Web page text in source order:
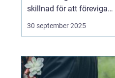
skillnad för att föreviga
minnesvärda ögonblick i
ditt liv. En engagerad
fånga de stunder so...
30 september 2025